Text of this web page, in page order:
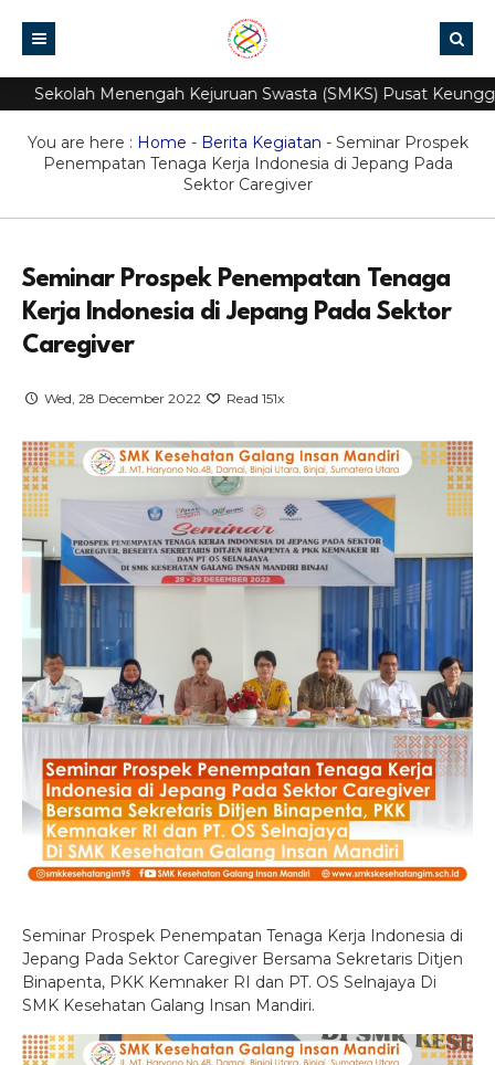
Beranda
Sekolah
Sejarah
Profil Sekolah
Akreditas
Visi & Misi
Struktur Organisasi
Kompetensi Keahlian
Teknologi Farmasi
Layanan Kesehatan
Teknik Laboratorium Medik
Desain Komunikasi Visual
Ekstrakuriluler
Prestasi
Guru & Staf
Artikel
Berita Kegiatan
Agenda
Galeri
E-Jurnal Mengajar
E-rapor
PPDB Online
Menengah Kejuruan Swasta (SMKS) Pusat Keunggulan
You are here : Home - Berita Kegiatan - Seminar Prospek
Penempatan Tenaga Kerja Indonesia di Jepang Pada
Sektor Caregiver
Seminar Prospek Penempatan Tenaga
Kerja Indonesia di Jepang Pada Sektor
Caregiver
Wed, 28 December 2022 Read 151x
Seminar Prospek Penempatan Tenaga Kerja Indonesia di
Jepang Pada Sektor Caregiver Bersama Sekretaris Ditjen
Binapenta, PKK Kemnaker RI dan PT. OS Selnajaya Di
SMK Kesehatan Galang Insan Mandiri.